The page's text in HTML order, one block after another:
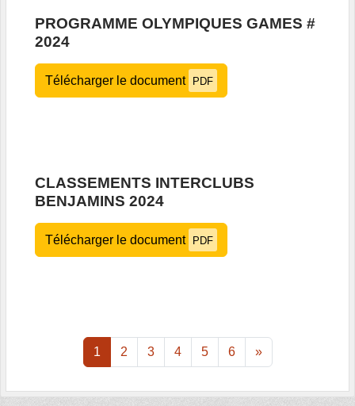
PROGRAMME OLYMPIQUES GAMES #
2024
Télécharger le document PDF
CLASSEMENTS INTERCLUBS
BENJAMINS 2024
Télécharger le document PDF
1 2 3 4 5 6 »